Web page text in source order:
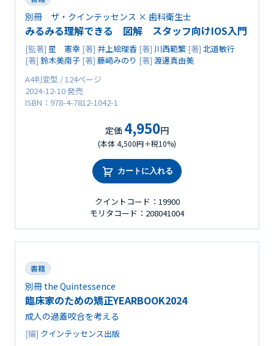
別冊 ザ・クインテッセンス × 歯科衛生士
みるみる理解できる 図解 スタッフ向けIOS入門
[監著] 星 憲幸 [著] 井上絵理香 [著] 川西範繁 [著] 北道敏行
[著] 鈴木美南子 [著] 藤﨑みのり [著] 渡邊真由美
A4判変型 / 124ページ
2024-12-10 発売
ISBN：978-4-7812-1042-1
定価 4,950円
(本体 4,500円＋税10%)
カートに入れる
クイントコード：19900
モリタコード：208041004
書籍
別冊 the Quintessence
臨床家のための矯正YEARBOOK2024
成人の過蓋咬合を考える
[編] クインテッセンス出版